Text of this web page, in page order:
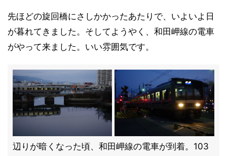
先ほどの旋回橋にさしかかったあたりで、いよいよ日
が暮れてきました。そしてようやく、和田岬線の電車
がやって来ました。いい雰囲気です。
辺りが暗くなった頃、和田岬線の電車が到着。103